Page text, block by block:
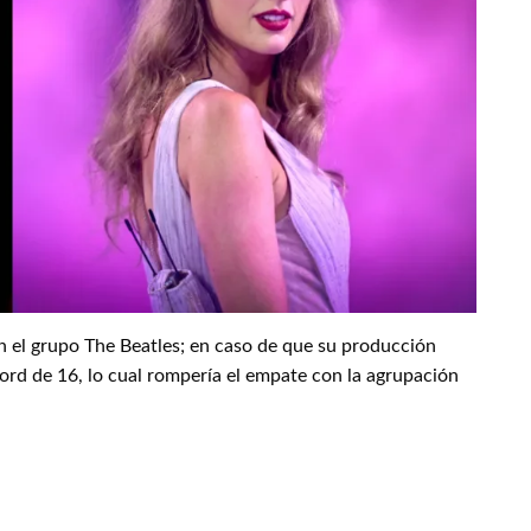
grupo The Beatles; en caso de que su producción
de 16, lo cual rompería el empate con la agrupación